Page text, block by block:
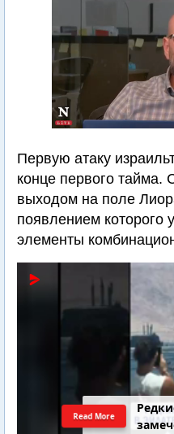
Первую атаку
конце первого тайма.
выходом на поле
появлением которого
элементы
4-
Read More